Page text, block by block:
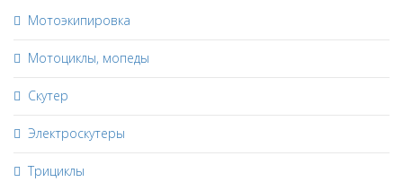
Мотоэкипировка
Мотоциклы, мопеды
Скутер
Электроскутеры
Трициклы